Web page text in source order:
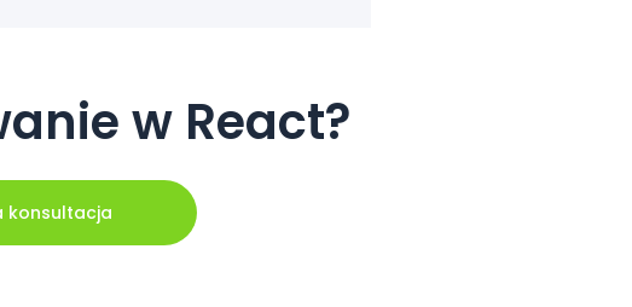
w React?
konsultacja